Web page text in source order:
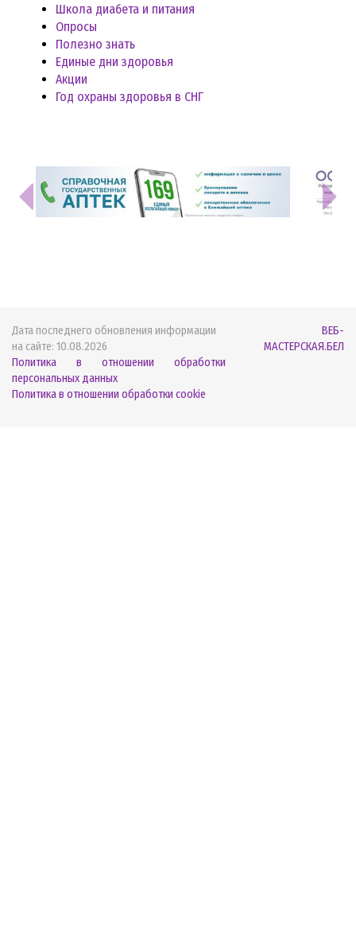
Школа диабета и питания
Опросы
Полезно знать
Единые дни здоровья
Акции
Год охраны здоровья в СНГ
Дата последнего обновления информации
на сайте: 10.08.2026
Политика в отношении обработки
персональных данных
Политика в отношении обработки cookie
ВЕБ-
МАСТЕРСКАЯ.БЕЛ